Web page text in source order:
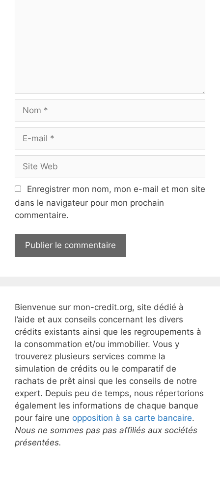
r
m
m
l
t
e
b
Enregistrer mon nom, mon e-mail et mon site
dans le navigateur pour mon prochain
commentaire.
Bienvenue sur mon-credit.org, site dédié à
l’aide et aux conseils concernant les divers
crédits existants ainsi que les regroupements à
la consommation et/ou immobilier. Vous y
trouverez plusieurs services comme la
simulation de crédits ou le comparatif de
rachats de prêt ainsi que les conseils de notre
expert. Depuis peu de temps, nous répertorions
également les informations de chaque banque
pour faire une opposition à sa carte bancaire.
Nous ne sommes pas pas affiliés aux sociétés
présentées.